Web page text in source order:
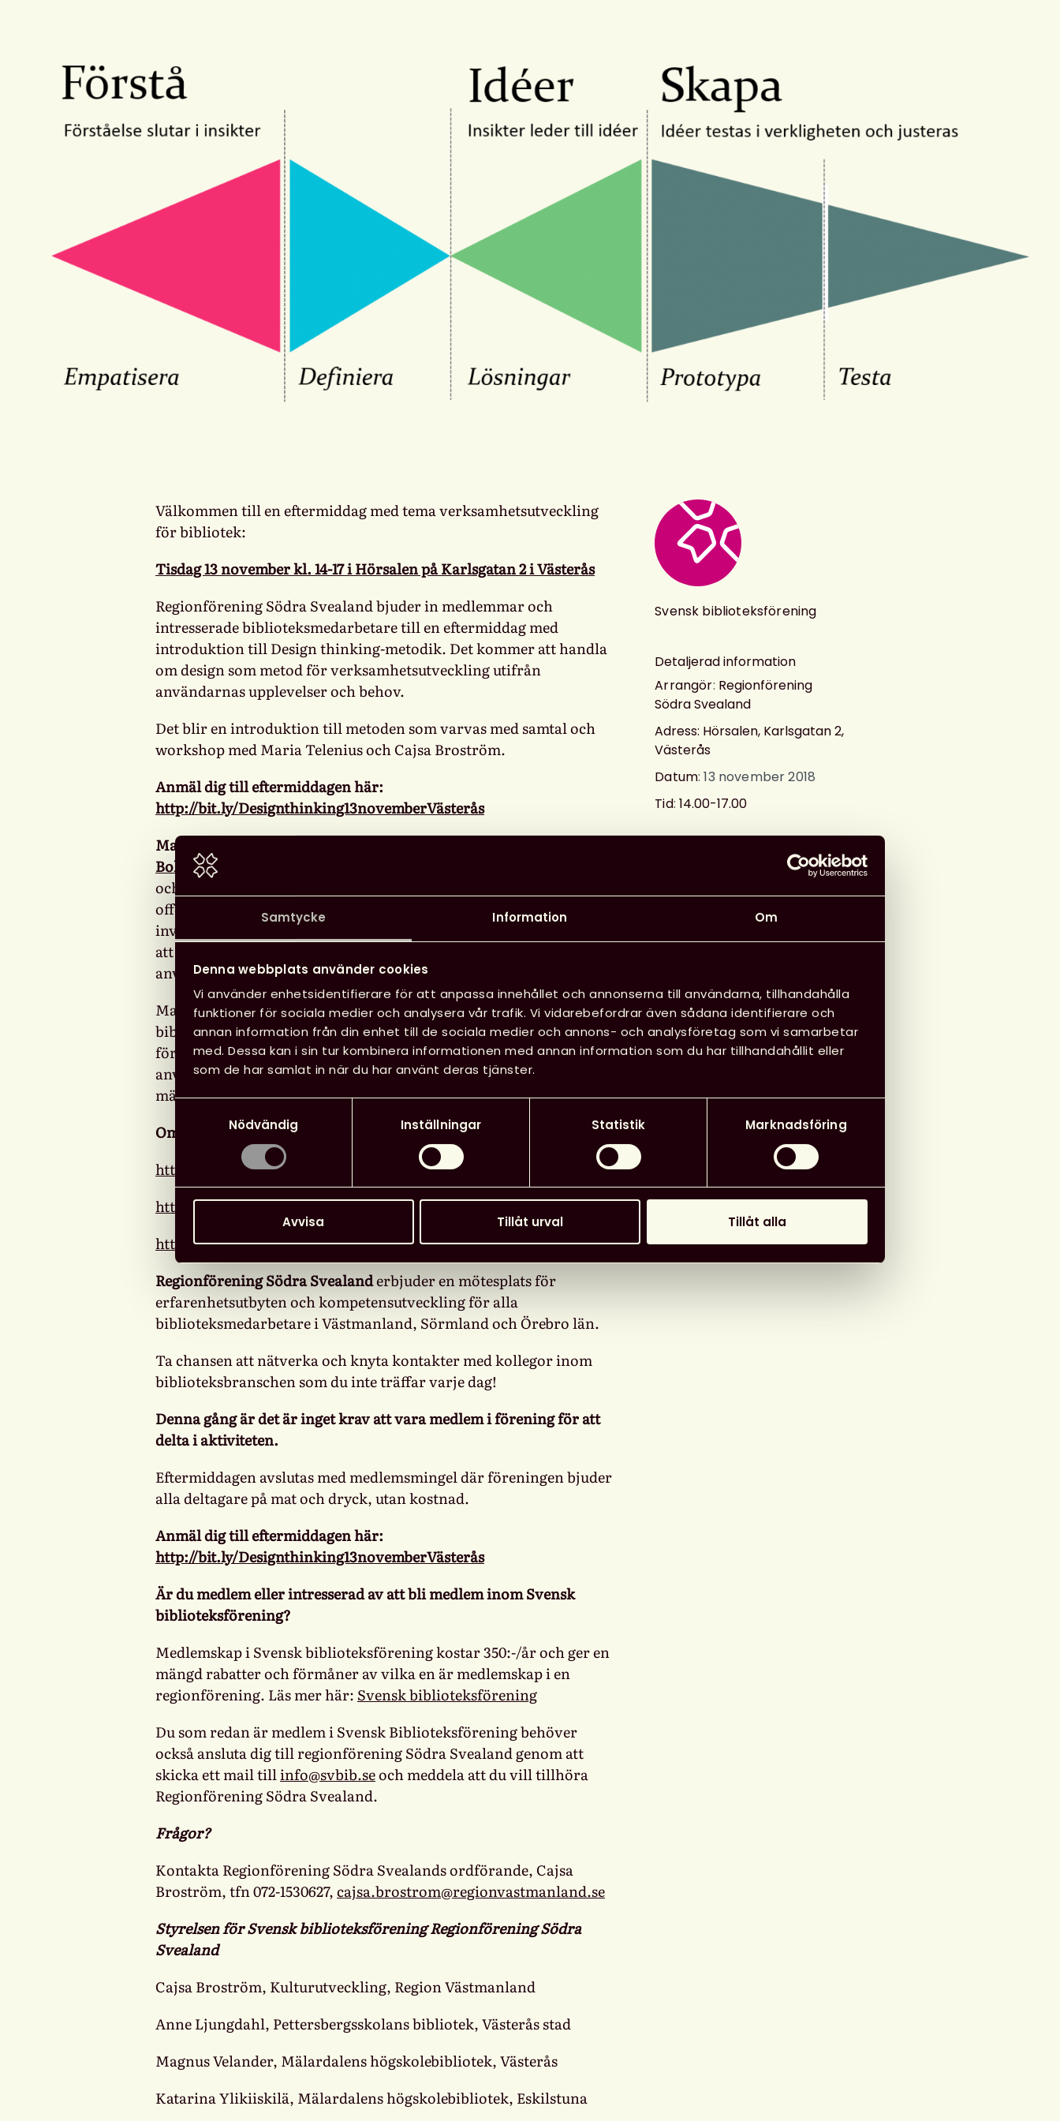
Samtycke Information Om
Denna webbplats använder cookies
Vi använder enhetsidentifierare för att anpassa innehållet och annonserna till användarna, tillhandahålla
funktioner för sociala medier och analysera vår trafik. Vi vidarebefordrar även sådana identifierare och
annan information från din enhet till de sociala medier och annons- och analysföretag som vi samarbetar
med. Dessa kan i sin tur kombinera informationen med annan information som du har tillhandahållit eller
som de har samlat in när du har använt deras tjänster.
Samtyckesval
Nödvändig
Inställningar Statistik Marknadsföring
Avvisa Tillåt urval Tillåt alla
Välkommen till en eftermiddag med tema verksamhetsutveckling
för bibliotek:
Tisdag 13 november kl. 14-17 i Hörsalen på Karlsgatan 2 i Västerås
Regionförening Södra Svealand bjuder in medlemmar och
intresserade biblioteksmedarbetare till en eftermiddag med
introduktion till Design thinking-metodik. Det kommer att handla
om design som metod för verksamhetsutveckling utifrån
användarnas upplevelser och behov.
Det blir en introduktion till metoden som varvas med samtal och
workshop med Maria Telenius och Cajsa Broström.
Anmäl dig till eftermiddagen här:
http://bit.ly/Designthinking13novemberVästerås
Maria Telenius
Bokstart. Hon är utbildad inom design thinking på KTHs Openlab
och coach för användardriven innovation. Maria Telenius coachar
offentlig sektor att utveckla innovativa tjänster med utgångspunkt i
invånarnas upplevelser bl. a. via SKLs Innovationsguiden. Syftet är
att utveckla en verksamhet som bättre motsvarar behoven hos
användarna.
Maria Telenius menar att design thinking kan vara ett stöd inom
biblioteksverksamhet för att skapa ändamålsenlig innovation och
förbättra offentliga tjänster, genom empati och samskapande med
användarna. Det ger oss en metod för att verkligen förstå
människors behov och bygga ett hållbart samhälle.
Om du vill veta mer om metodiken i förväg:
http://designthinkingförbibliotek.se/
https://www.ted.com/talks/tim_brown_urges_designers_to_think_big
http://innovationsguiden.se/
Regionförening Södra Svealanderbjuder en mötesplats för
erfarenhetsutbyten och kompetensutveckling för alla
biblioteksmedarbetare i Västmanland, Sörmland och Örebro län.
Ta chansen att nätverka och knyta kontakter med kollegor inom
biblioteksbranschen som du inte träffar varje dag!
Denna gång är det är inget krav att vara medlem i förening för att
delta i aktiviteten.
Eftermiddagen avslutas med medlemsmingel där föreningen bjuder
alla deltagare på mat och dryck, utan kostnad.
Anmäl dig till eftermiddagen här:
http://bit.ly/Designthinking13novemberVästerås
Är du medlem eller intresserad av att bli medlem inom Svensk
biblioteksförening?
Medlemskap i Svensk biblioteksförening kostar 350:-/år och ger en
mängd rabatter och förmåner av vilka en är medlemskap i en
regionförening. Läs mer här: Svensk biblioteksförening
Du som redan är medlem i Svensk Biblioteksförening behöver
också ansluta dig till regionförening Södra Svealand genom att
skicka ett mail tillinfo@svbib.seoch meddela att du vill tillhöra
Regionförening Södra Svealand.
Frågor?
Kontakta Regionförening Södra Svealands ordförande, Cajsa
Broström, tfn 072-1530627,cajsa.brostrom@regionvastmanland.se
Styrelsen för Svensk biblioteksförening Regionförening Södra
Svealand
Cajsa Broström, Kulturutveckling, Region Västmanland
Anne Ljungdahl, Pettersbergsskolans bibliotek, Västerås stad
Magnus Velander, Mälardalens högskolebibliotek, Västerås
Katarina Ylikiiskilä, Mälardalens högskolebibliotek, Eskilstuna
Svensk biblioteksförening
Detaljerad information
Arrangör: Regionförening
Södra Svealand
Adress: Hörsalen, Karlsgatan 2,
Västerås
Datum: 13 november 2018
Tid:14.00-17.00
Lägg till i kalender